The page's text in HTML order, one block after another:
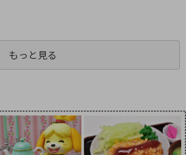
もっと見る